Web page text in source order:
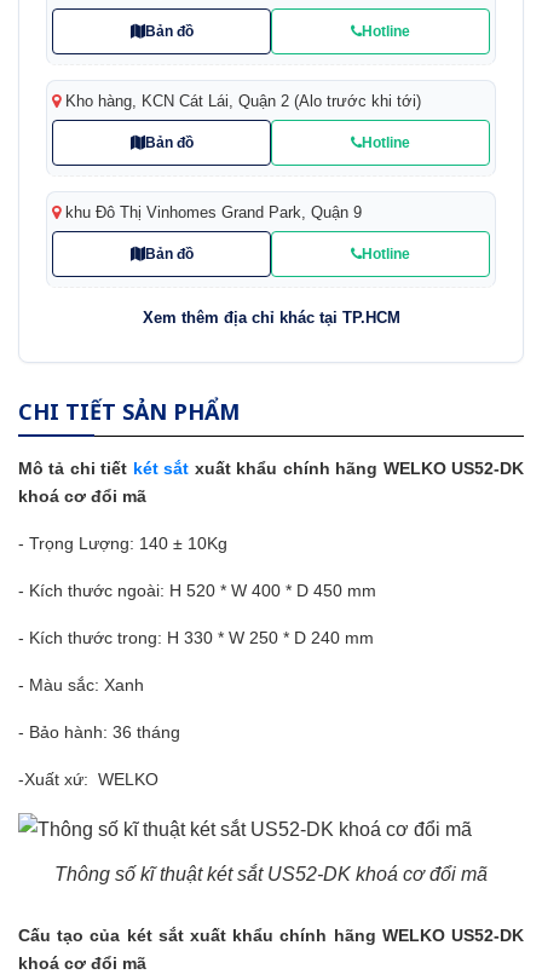
Bản đồ Hotline
Kho hàng, KCN Cát Lái, Quận 2 (Alo trước khi tới)
Bản đồ Hotline
khu Đô Thị Vinhomes Grand Park, Quận 9
Bản đồ Hotline
Xem thêm địa chỉ khác tại TP.HCM
CHI TIẾT SẢN PHẨM
Mô tả chi tiết két sắt xuất khẩu chính hãng WELKO US52-DK
khoá cơ đổi mã
- Trọng Lượng: 140 ± 10Kg
- Kích thước ngoài: H 520 * W 400 * D 450 mm
- Kích thước trong: H 330 * W 250 * D 240 mm
- Màu sắc: Xanh
- Bảo hành: 36 tháng
-Xuất xứ: WELKO
Thông số kĩ thuật két sắt US52-DK khoá cơ đổi mã
Cấu tạo của két sắt xuất khẩu chính hãng WELKO US52-DK
khoá cơ đổi mã